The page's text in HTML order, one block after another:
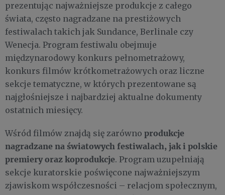
prezentując najważniejsze produkcje z całego
świata, często nagradzane na prestiżowych
festiwalach takich jak Sundance, Berlinale czy
Wenecja. Program festiwalu obejmuje
międzynarodowy konkurs pełnometrażowy,
konkurs filmów krótkometrażowych oraz liczne
sekcje tematyczne, w których prezentowane są
najgłośniejsze i najbardziej aktualne dokumenty
ostatnich miesięcy.
Wśród filmów znajdą się zarówno produkcje
nagradzane na światowych festiwalach, jak i polskie
premiery oraz koprodukcje. Program uzupełniają
sekcje kuratorskie poświęcone najważniejszym
zjawiskom współczesności – relacjom społecznym,